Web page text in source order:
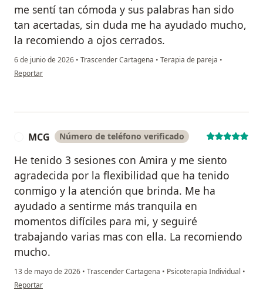
me sentí tan cómoda y sus palabras han sido
tan acertadas, sin duda me ha ayudado mucho,
la recomiendo a ojos cerrados.
6 de junio de 2026 • Trascender Cartagena • Terapia de pareja •
en opinión del usuario DG
Reportar
MCG Número de teléfono verificado
He tenido 3 sesiones con Amira y me siento
agradecida por la flexibilidad que ha tenido
conmigo y la atención que brinda. Me ha
ayudado a sentirme más tranquila en
momentos difíciles para mi, y seguiré
trabajando varias mas con ella. La recomiendo
mucho.
13 de mayo de 2026 • Trascender Cartagena • Psicoterapia Individual •
en opinión del usuario MCG
Reportar